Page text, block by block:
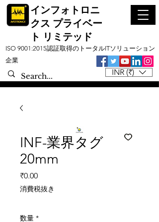
インフォトロニ
クス プライベー
ト リミテッド
ISO 9001:2015認証取得のトータルITソリューション
企業
INR (₹)
INF-業界タグ
20mm
₹0.00価格
消費税抜き
数量 *